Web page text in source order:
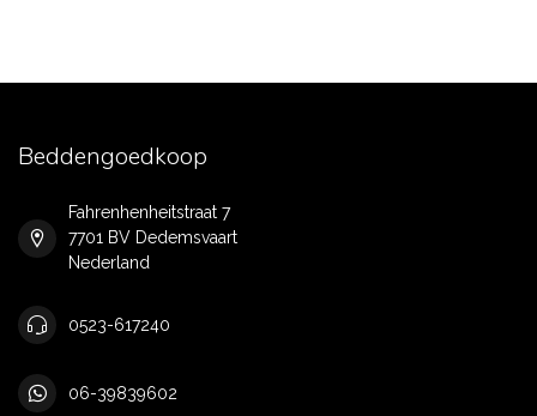
Beddengoedkoop
Fahrenhenheitstraat 7
7701 BV Dedemsvaart
Nederland
0523-617240
06-39839602